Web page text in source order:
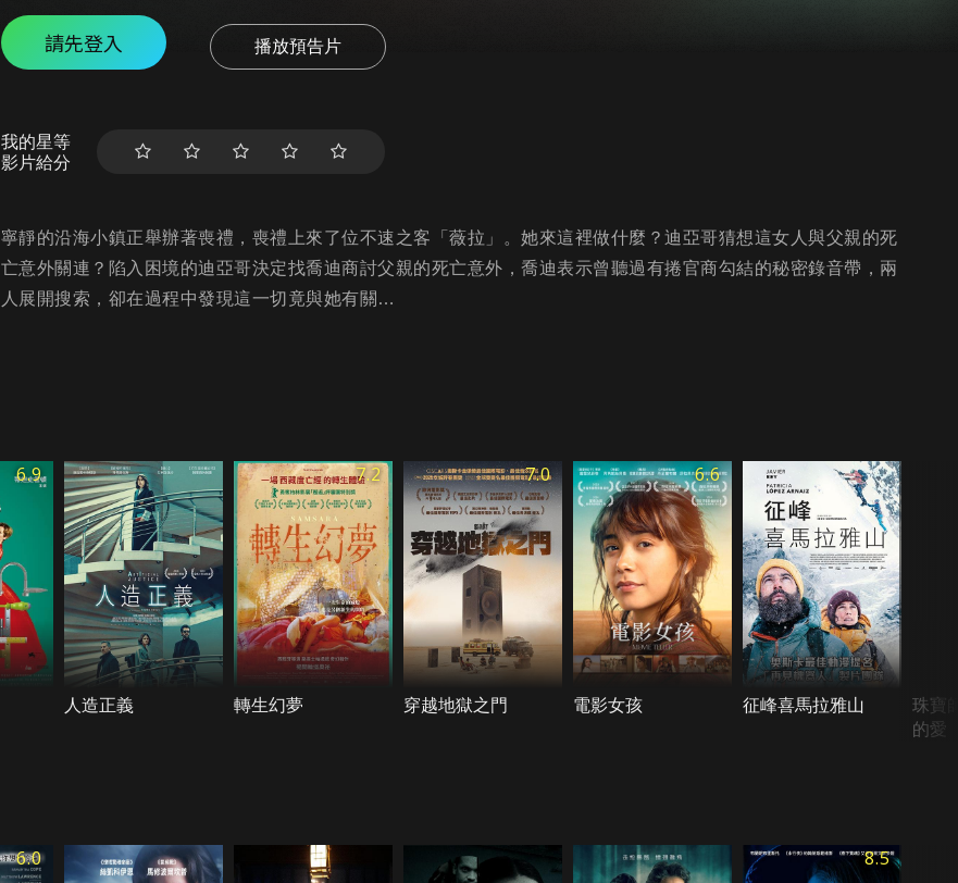
請先登入 播放預告片
我的星等
影片給分
寧靜的沿海小鎮正舉辦著喪禮，喪禮上來了位不速之客「薇拉」。她來這裡做什麼？迪亞哥猜想這女人與父親的死
亡意外關連？陷入困境的迪亞哥決定找喬迪商討父親的死亡意外，喬迪表示曾聽過有捲官商勾結的秘密錄音帶，兩
人展開搜索，卻在過程中發現這一切竟與她有關…
6.9
人造正義
7.2
轉生幻夢
7.0
穿越地獄之門
6.6
電影女孩 征峰喜馬拉雅山
珠寶
的愛
6.0 8.5